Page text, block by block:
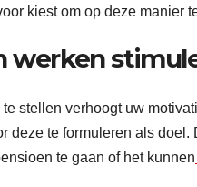
kiest om op deze manier
werken
te stellen verhoogt uw
deze te formuleren als
te gaan of het kunnen